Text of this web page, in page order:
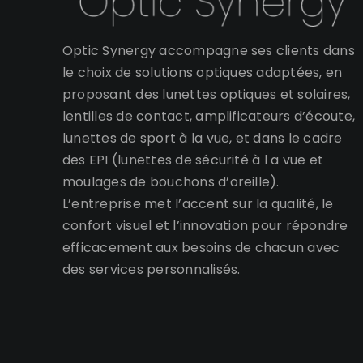
Optic Synergy accompagne ses clients dans
le choix de solutions optiques adaptées, en
proposant des lunettes optiques et solaires,
lentilles de contact, amplificateurs d’écoute,
lunettes de sport à la vue, et dans le cadre
des EPI (lunettes de sécurité à l a vue et
moulages de bouchons d’oreille).
L’entreprise met l’accent sur la qualité, le
confort visuel et l’innovation pour répondre
efficacement aux besoins de chacun avec
des services personnalisés.